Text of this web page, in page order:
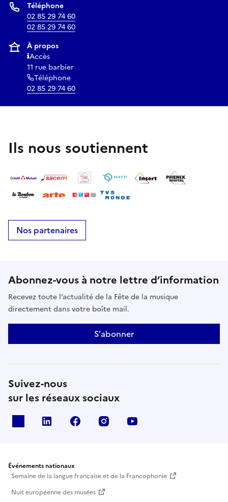
Téléphone
02 85 29 74 60
02 85 29 74 60
À propos
Accès
11 rue barbier
Téléphone
02 85 29 74 60
Ils nous soutiennent
Nos partenaires
Abonnez-vous à notre lettre d’information
Recevez toute l’actualité de la Fête de la musique
directement dans votre boîte mail.
S'abonner
Suivez-nous
sur les réseaux sociaux
Linkedin Facebook Instagram
Événements nationaux
Semaine de la langue française et de la Francophonie
Nuit européenne des musées